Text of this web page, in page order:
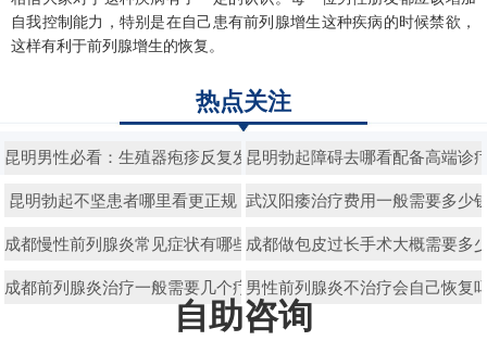
自我控制能力，特别是在自己患有前列腺增生这种疾病的时候禁欲，
这样有利于前列腺增生的恢复。
热点关注
昆明男性必看：生殖器疱疹反复发作？科学治疗才能断根
昆明勃起障碍去哪看配备高端诊
昆明勃起不坚患者哪里看更正规 武汉阳痿治疗费用一般需要多少
成都慢性前列腺炎常见症状有哪些成都做包皮过长手术大概需要多
成都前列腺炎治疗一般需要几个疗程男性前列腺炎不治疗会自己恢复
自助咨询